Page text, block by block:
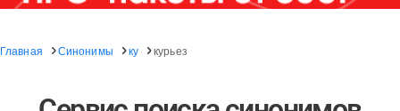
Главная Синонимы ку курьез